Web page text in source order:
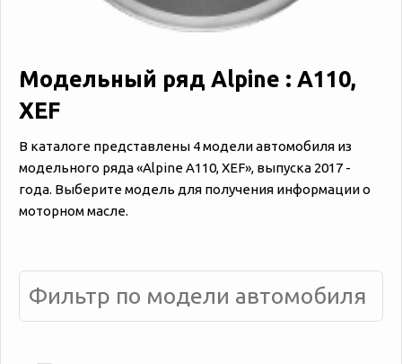
Модельный ряд Alpine : A110,
XEF
В каталоге представлены 4 модели автомобиля из
модельного ряда «‎Alpine A110, XEF», выпуска 2017 -
года. Выберите модель для получения информации о
моторном масле.